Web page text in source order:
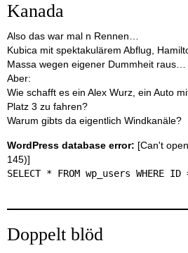
Kanada
Also das war mal n Rennen…
Kubica mit spektakulärem Abflug,
Massa wegen eigener Dummheit raus…
Aber:
Wie schafft es ein Alex Wurz, ein Auto
Platz 3 zu fahren?
Warum gibts da eigentlich Windkanäle?
WordPress database error: [Can't
145)]
SELECT * FROM wp_users WHERE
Doppelt blöd